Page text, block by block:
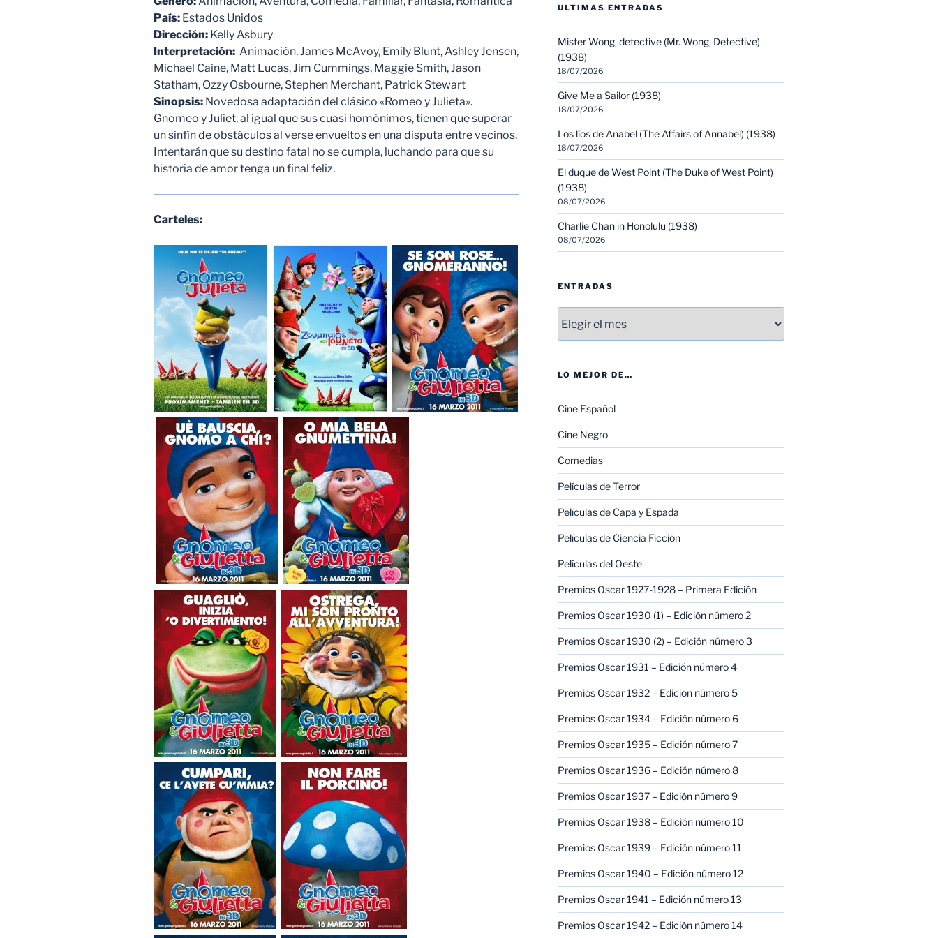
País: Estados Unidos
Dirección: Kelly Asbury
Interpretación: Animación, James McAvoy, Emily Blunt, Ashley Jensen,
Michael Caine, Matt Lucas, Jim Cummings, Maggie Smith, Jason
Statham, Ozzy Osbourne, Stephen Merchant, Patrick Stewart
Sinopsis: Novedosa adaptación del clásico «Romeo y Julieta».
Gnomeo y Juliet, al igual que sus cuasi homónimos, tienen que superar
un sinfín de obstáculos al verse envueltos en una disputa entre vecinos.
Intentarán que su destino fatal no se cumpla, luchando para que su
historia de amor tenga un final feliz.
Carteles:
ULTIMAS ENTRADAS
Mister Wong, detective (Mr. Wong, Detective)
(1938)
18/07/2026
Give Me a Sailor (1938)
18/07/2026
Los líos de Anabel (The Affairs of Annabel) (1938)
18/07/2026
El duque de West Point (The Duke of West Point)
(1938)
08/07/2026
Charlie Chan in Honolulu (1938)
08/07/2026
ENTRADAS
LO MEJOR DE…
Cine Español
Cine Negro
Comedias
Películas de Terror
Películas de Capa y Espada
Películas de Ciencia Ficción
Películas del Oeste
Premios Oscar 1927-1928 – Primera Edición
Premios Oscar 1930 (1) – Edición número 2
Premios Oscar 1930 (2) – Edición número 3
Premios Oscar 1931 – Edición número 4
Premios Oscar 1932 – Edición número 5
Premios Oscar 1934 – Edición número 6
Premios Oscar 1935 – Edición número 7
Premios Oscar 1936 – Edición número 8
Premios Oscar 1937 – Edición número 9
Premios Oscar 1938 – Edición número 10
Premios Oscar 1939 – Edición número 11
Premios Oscar 1940 – Edición número 12
Premios Oscar 1941 – Edición número 13
Premios Oscar 1942 – Edición número 14